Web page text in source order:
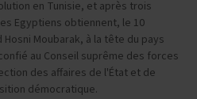
en Tunisie, et après trois
Egyptiens obtiennent, le 10
Moubarak, à la tête du pays
au Conseil suprême des forces
des affaires de l'État et de
démocratique.